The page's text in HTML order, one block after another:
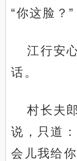
“你这脸？”
江行安
话。
村长夫
说，只道
会儿我给